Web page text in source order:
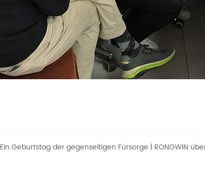
Ein Geburtstag der gegenseitigen Fürsorge | RONGWIN